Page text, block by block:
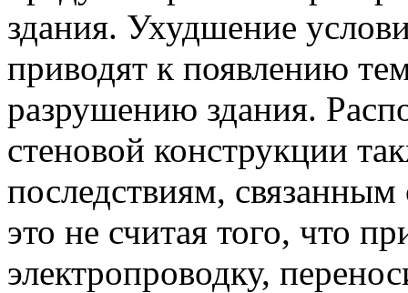
здания. Ухудшение
приводят к появлению
разрушению здания.
стеновой конструкции
последствиям,
это не считая того, что
электропроводку,